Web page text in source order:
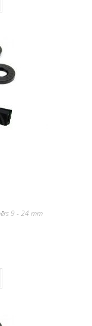
9 - 24 mm